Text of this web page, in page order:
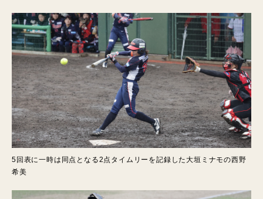
5回表に一時は同点となる2点タイムリーを記録した大垣ミナモの西野
希美